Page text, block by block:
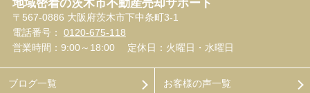
地域密着の茨木市不動産売却サポート
〒567-0886 大阪府茨木市下中条町3-1
電話番号： 0120-675-118
営業時間：9:00～18:00
定休日：火曜日・水曜日
ブログ一覧 お客様の声一覧